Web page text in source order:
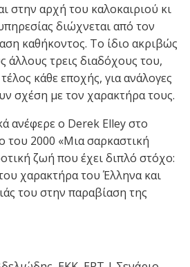
στην αρχή του καλοκαιριού κι
διώχνεται από τον
καθήκοντος. Το ίδιο ακριβώς
άλλους τρεις διαδόχους του,
κάθε εποχής, για ανάλογες
σχέση με τον χαρακτήρα τους.
ανέφερε ο Derek Elley στο
του 2000 «Μια σαρκαστική
ζωή που έχει διπλό στόχο:
χαρακτήρα του Έλληνα και
του στην παραβίαση της